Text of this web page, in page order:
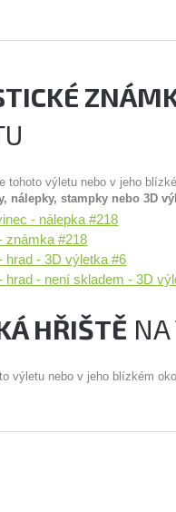
tohoto výletu nebo v jeho
nálepky, stampky nebo 3D
- nálepka #218
známka #218
hrad - 3D výletka #6
hrad - není skladem - 3D
HŘIŠTĚ NA
výletu nebo v jeho blízkém